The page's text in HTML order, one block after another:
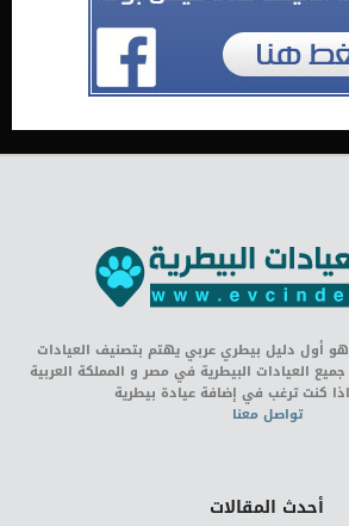
هو أول دليل بيطري عربي يهتم بتصنيف العيادات
العيادات البيطرية في مصر و المملكة العربية
كنت ترغب في إضافة عيادة بيطرية
تواصل معنا
أحدث المقالات